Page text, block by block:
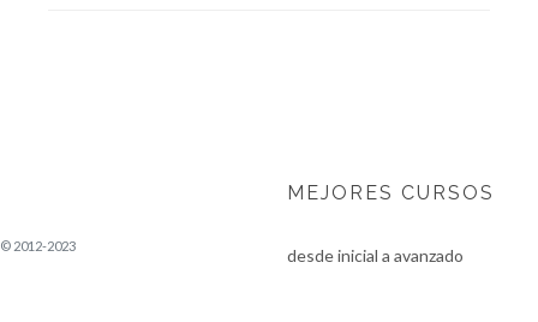
© 2012-2023
MEJORES CURSOS
desde inicial a avanzado